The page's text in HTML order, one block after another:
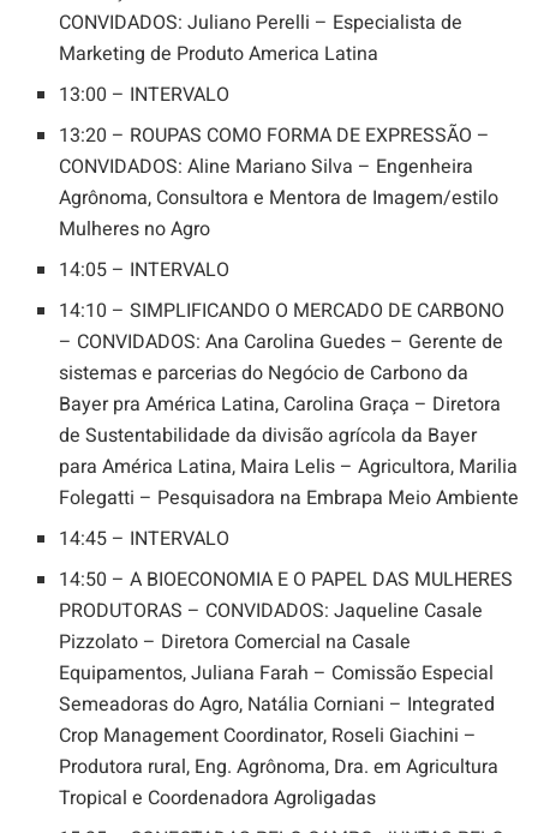
CONVIDADOS: Juliano Perelli – Especialista de
Marketing de Produto America Latina
13:00 – INTERVALO
13:20 – ROUPAS COMO FORMA DE EXPRESSÃO –
CONVIDADOS: Aline Mariano Silva – Engenheira
Agrônoma, Consultora e Mentora de Imagem/estilo
Mulheres no Agro
14:05 – INTERVALO
14:10 – SIMPLIFICANDO O MERCADO DE CARBONO
– CONVIDADOS: Ana Carolina Guedes – Gerente de
sistemas e parcerias do Negócio de Carbono da
Bayer pra América Latina, Carolina Graça – Diretora
de Sustentabilidade da divisão agrícola da Bayer
para América Latina, Maira Lelis – Agricultora, Marilia
Folegatti – Pesquisadora na Embrapa Meio Ambiente
14:45 – INTERVALO
14:50 – A BIOECONOMIA E O PAPEL DAS MULHERES
PRODUTORAS – CONVIDADOS: Jaqueline Casale
Pizzolato – Diretora Comercial na Casale
Equipamentos, Juliana Farah – Comissão Especial
Semeadoras do Agro, Natália Corniani – Integrated
Crop Management Coordinator, Roseli Giachini –
Produtora rural, Eng. Agrônoma, Dra. em Agricultura
Tropical e Coordenadora Agroligadas